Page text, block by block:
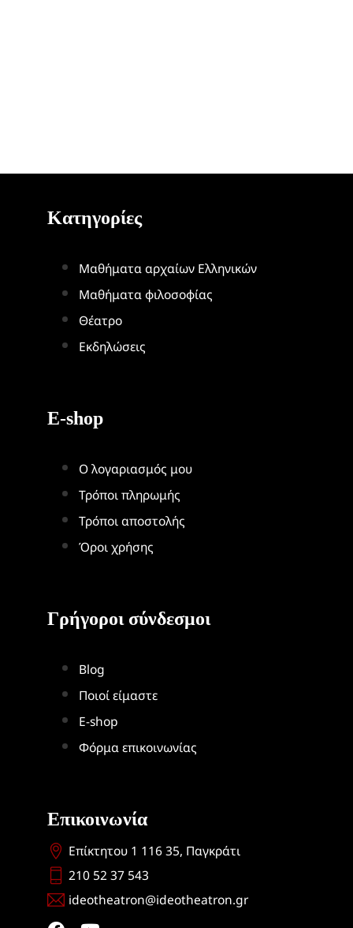
Κατηγορίες
Μαθήματα αρχαίων Ελληνικών
Μαθήματα φιλοσοφίας
Θέατρο
Εκδηλώσεις
E-shop
Ο λογαριασμός μου
Τρόποι πληρωμής
Τρόποι αποστολής
Όροι χρήσης
Γρήγοροι σύνδεσμοι
Blog
Ποιοί είμαστε
Ε-shop
Φόρμα επικοινωνίας
Επικοινωνία
Επίκτητου 1 116 35, Παγκράτι
210 52 37 543
ideotheatron@ideotheatron.gr